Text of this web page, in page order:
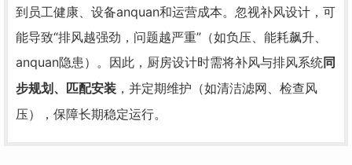
到员工健康、设备anquan和运营成本。忽视补风设计，可
能导致“排风越强劲，问题越严重”（如负压、能耗飙升、
anquan隐患）。因此，厨房设计时需将补风与排风系统同
步规划、匹配安装 ，并定期维护（如清洁滤网、检查风
压），保障长期稳定运行。